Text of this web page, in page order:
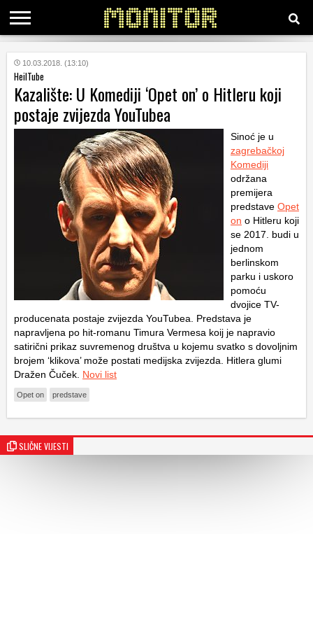
KATEGORIJE
HRVATSKI
WEB
10.03.2018. (13:10)
HeilTube
Kazalište: U Komediji ‘Opet on’ o Hitleru koji
postaje zvijezda YouTubea
Sinoć je u
zagrebačkoj
Komediji
održana
premijera
predstave Opet
on o Hitleru koji
se 2017. budi u
jednom
berlinskom
parku i uskoro
pomoću
dvojice TV-
producenata postaje zvijezda YouTubea. Predstava je
napravljena po hit-romanu Timura Vermesa koij je napravio
satirični prikaz suvremenog društva u kojemu svatko s dovoljnim
brojem ‘klikova’ može postati medijska zvijezda. Hitlera glumi
Dražen Čuček. Novi list
Opet on predstave
SLIČNE VIJESTI